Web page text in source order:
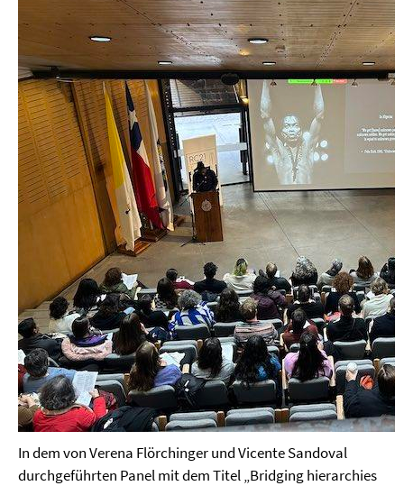
In dem von Verena Flörchinger und Vicente Sandoval
durchgeführten Panel mit dem Titel „Bridging hierarchies